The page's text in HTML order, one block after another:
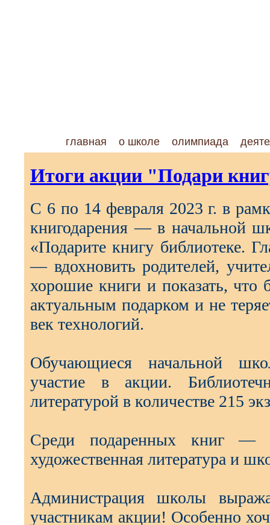
главная о школе олимпиада
Итоги акции "Подари
С 6 по 14 февраля 2023 г. в
книгодарения — в начальной
«Подарите книгу библиотеке.
— вдохновить родителей,
хорошие книги и показать, что
актуальным подарком и не
век технологий.
Обучающиеся начальной
участие в акции.
литературой в количестве 215
Среди подаренных книг —
художественная литература и
Администрация школы
участникам акции! Особенно